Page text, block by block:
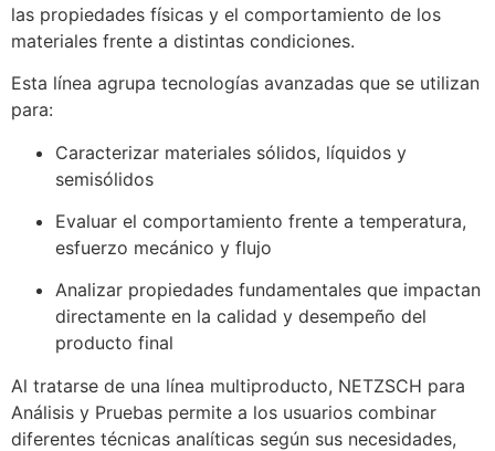
las propiedades físicas y el comportamiento de los
materiales frente a distintas condiciones.
Esta línea agrupa tecnologías avanzadas que se utilizan
para:
Caracterizar materiales sólidos, líquidos y
semisólidos
Evaluar el comportamiento frente a temperatura,
esfuerzo mecánico y flujo
Analizar propiedades fundamentales que impactan
directamente en la calidad y desempeño del
producto final
Al tratarse de una línea multiproducto, NETZSCH para
Análisis y Pruebas permite a los usuarios combinar
diferentes técnicas analíticas según sus necesidades,